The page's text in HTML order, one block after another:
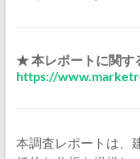
★ 本レポートに関す
https://
本調査レポートは、